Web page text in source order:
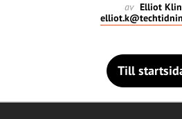
av Elliot
Till